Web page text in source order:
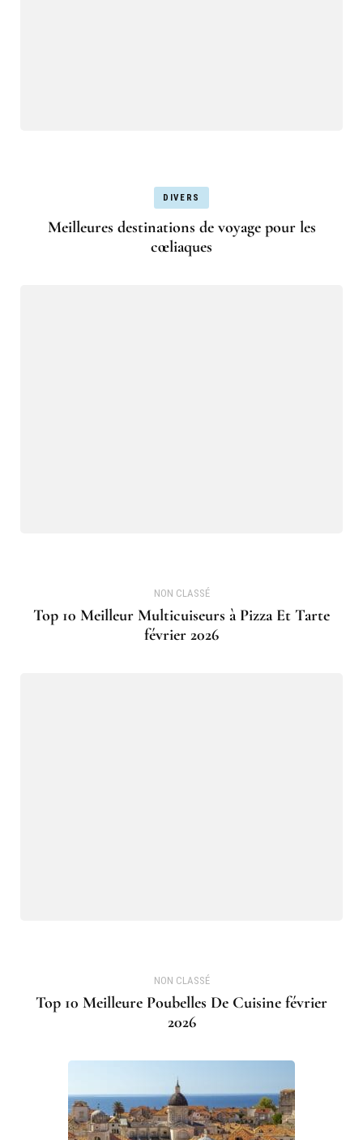
DIVERS
Meilleures destinations de voyage pour les
cœliaques
NON CLASSÉ
Top 10 Meilleur Multicuiseurs à Pizza Et Tarte
février 2026
NON CLASSÉ
Top 10 Meilleure Poubelles De Cuisine février
2026